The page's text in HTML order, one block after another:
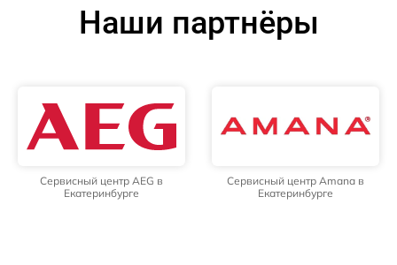
Наши партнёры
Сервисный центр AEG в
Екатеринбурге
Сервисный центр Amana в
Екатеринбурге